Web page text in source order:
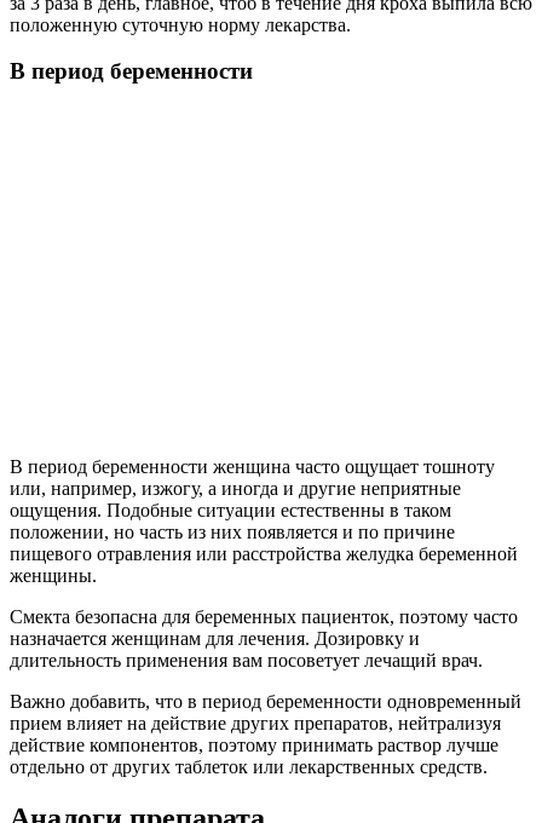
положенную суточную норму лекарства.
В период беременности
В период беременности женщина часто ощущает тошноту
или, например, изжогу, а иногда и другие неприятные
ощущения. Подобные ситуации естественны в таком
положении, но часть из них появляется и по причине
пищевого отравления или расстройства желудка беременной
женщины.
Смекта безопасна для беременных пациенток, поэтому часто
назначается женщинам для лечения. Дозировку и
длительность применения вам посоветует лечащий врач.
Важно добавить, что в период беременности одновременный
прием влияет на действие других препаратов, нейтрализуя
действие компонентов, поэтому принимать раствор лучше
отдельно от других таблеток или лекарственных средств.